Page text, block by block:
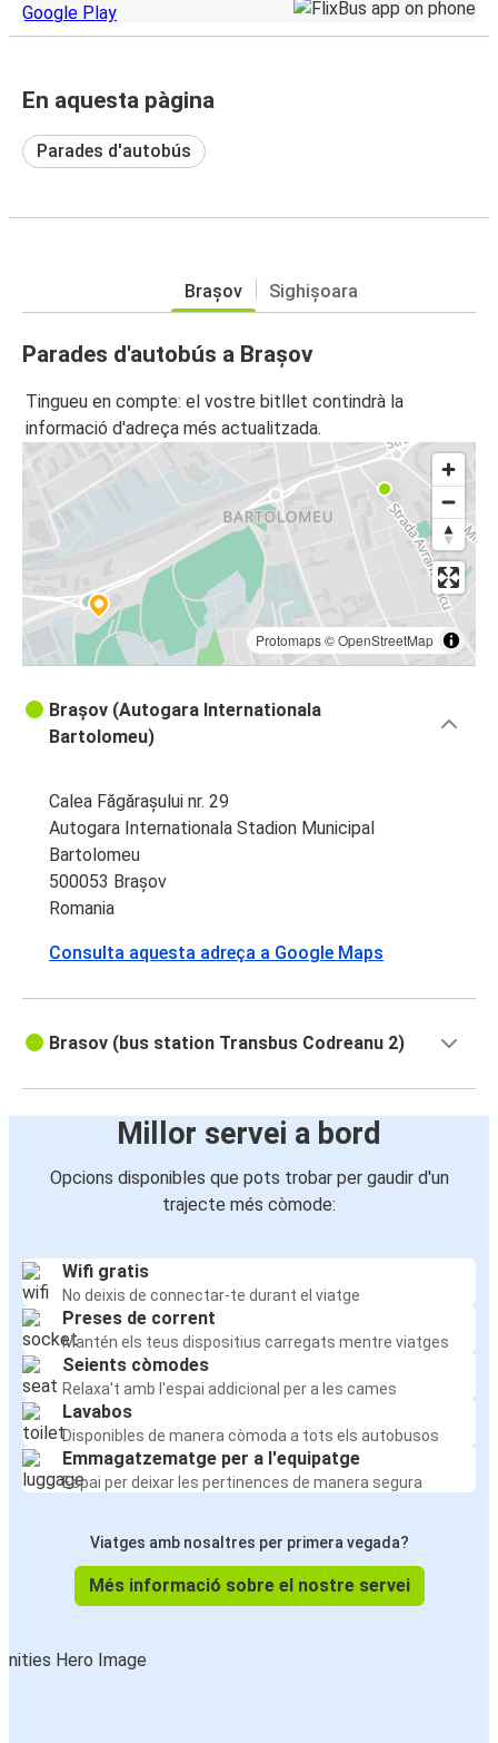
En aquesta pàgina
Parades d'autobús
Brașov Sighișoara
Parades d'autobús a Brașov
Tingueu en compte: el vostre bitllet contindrà la
informació d'adreça més actualitzada.
Protomaps©OpenStreetMap
Brașov (Autogara Internationala
Bartolomeu)
Calea Făgărașului nr. 29
Autogara Internationala Stadion Municipal
Bartolomeu
500053 Brașov
Romania
Consulta aquesta adreça a Google Maps
Brasov (bus station Transbus Codreanu 2)
Millor servei a bord
Opcions disponibles que pots trobar per gaudir d'un
trajecte més còmode:
Wifi gratis
No deixis de connectar-te durant el viatge
Preses de corrent
Mantén els teus dispositius carregats mentre viatges
Seients còmodes
Relaxa't amb l'espai addicional per a les cames
Lavabos
Disponibles de manera còmoda a tots els autobusos
Emmagatzematge per a l'equipatge
Espai per deixar les pertinences de manera segura
Viatges amb nosaltres per primera vegada?
Més informació sobre el nostre servei